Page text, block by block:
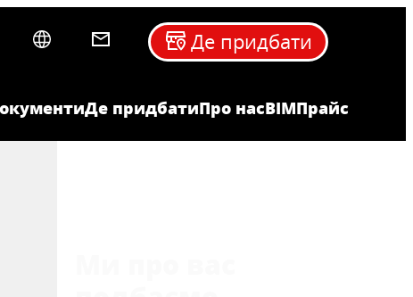
Де придбатиПро насBIMПрайс
Де придбати